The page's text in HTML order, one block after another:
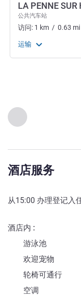
上一个 - 出入和交
第 页，共
LA PENNE SUR
公共汽车站
访问: 1 km / 0.63 mi
运输
酒店服务
从15:00 办理登记入
酒店内
游泳池
欢迎宠物
轮椅可通行
空调